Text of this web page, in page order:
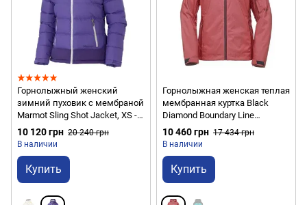
Горнолыжный женский
зимний пуховик с мембраной
Marmot Sling Shot Jacket, XS -
Ultra Violet/Dark Violet (MRT
75290.6394-XS)
10 120 грн 20 240 грн
В наличии
Купить
Горнолыжная женская теплая
мембранная куртка Black
Diamond Boundary Line
Insulated Jacket, M - Wild Rose
(BD 746061.6012-M)
10 460 грн 17 434 грн
В наличии
Купить